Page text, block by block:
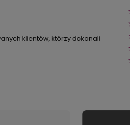
klientów, którzy dokonali